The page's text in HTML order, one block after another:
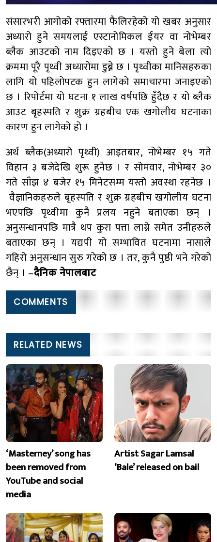
संसारभरी आगोको रफ्तारमा फैलिरहेको यो खबर अनुसार
अध्यारो हुने समयलाई एस्टानोमिकल ईयर वा नोभेम्बर
ब्लैक आउटको नाम दिइएको छ । यस्तो हुने बेला त्यो
क्रममा पूरै पृथ्वी अध्यारोमा डुब्ने छ । पृथ्वीका मानिसहरुका
लागि यो पहिलोपटक हुन लागेको समाचारमा जनाइएको
छ । रिपोर्टमा यो घटना १ लाख वर्षपछि हुँदैछ र यो ब्लैक
आउट बृहस्पति र शुक्र ग्रहबीच एक खगोलीय घटनाका
कारण हुन लागेको हो ।
अर्थ ब्लैक(अध्यारो पृथ्वी) आइतबार, नोभेम्बर १५ गते
विहान ३ बजेदेखि शुरू हुनेछ । र सोमवार, नोभेम्बर ३०
गते साँझ ४ बजेर १५ मिनेटसम्म यस्तो अवस्था रहनेछ ।
वैज्ञानिकहरुले बृहस्पति र शुक्र ग्रहबीच खगोलीय घटना
भएपछि पृथ्वीमा कुनै प्रलय नहुने बताएका छन् ।
अनुसन्धानपछि मात्रै थप कुरा पत्ता लाग्ने समेत उनीहरुले
बताएका छन् । यद्यपी यो सम्भावित घटनामा नासाले
गहिरो अनुसन्धान सुरु गरेको छ । तर, कुनै पुष्ठी भने गरेको
छैन् । –दैनिक नेपालबाट
COMMENTS
RELATED NEWS
‘Masterney’ song has
been removed from
YouTube and social
media
Artist Sagar Lamsal
‘Bale’ released on bail